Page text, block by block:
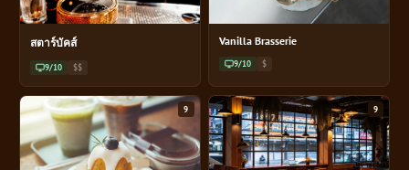
สตาร์บัคส์
9/10 $$
Vanilla Brasserie
9/10 $
9 9